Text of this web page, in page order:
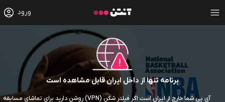
ورود
برنامه تنها از داخل ایران قابل مشاهده است
آی پی شما خارج از ایران است اگر فیلتر شکن (VPN) روشن دارید برای تماشای مسابقه